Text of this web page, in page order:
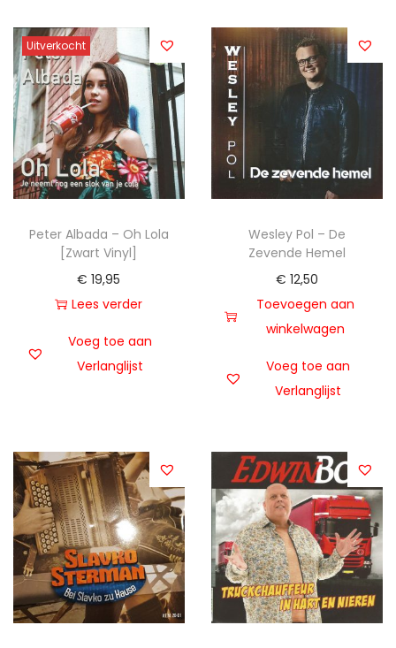
Uitverkocht
Peter Albada – Oh Lola
[Zwart Vinyl]
€ 19,95
Lees verder
Voeg toe aan
Verlanglijst
Wesley Pol – De
Zevende Hemel
€ 12,50
Toevoegen aan
winkelwagen
Voeg toe aan
Verlanglijst